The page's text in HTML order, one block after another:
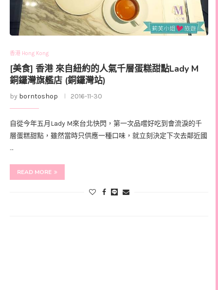
香港 Hong Kong
[美食] 香港 來自紐約的人氣千層蛋糕甜點Lady M
銅鑼灣旗艦店 (銅鑼灣站)
by borntoshop 2016-11-30
自從今年五月Lady M來台北快閃，第一次品嚐好吃到會流淚的千
層蛋糕甜點，雖然當時只供應一種口味，就立刻決定下次去鄰近國
…
READ MORE